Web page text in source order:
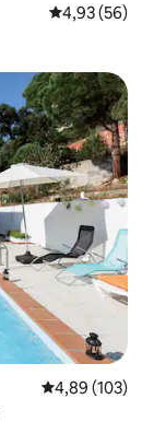
4,93 de uma
4,93 (56)
4,89 de uma
4,89 (103)